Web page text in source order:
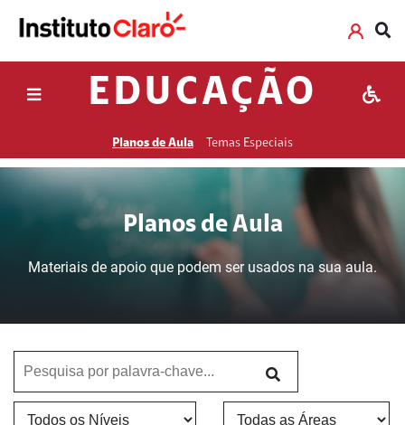
EDUCAÇÃO
Planos de Aula Temas Especiais
Planos de Aula
Materiais de apoio que podem ser usados na sua aula.